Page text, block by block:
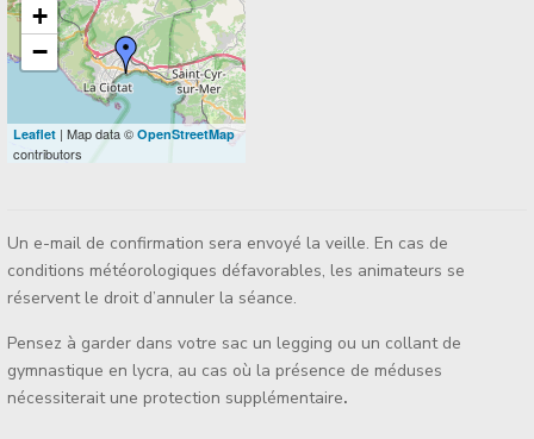
+
−
Leaflet | Map data ©OpenStreetMap
contributors
Un e-mail de confirmation sera envoyé la veille. En cas de
conditions météorologiques défavorables, les animateurs se
réservent le droit d’annuler la séance.
Pensez à garder dans votre sac un legging ou un collant de
gymnastique en lycra, au cas où la présence de méduses
nécessiterait une protection supplémentaire.